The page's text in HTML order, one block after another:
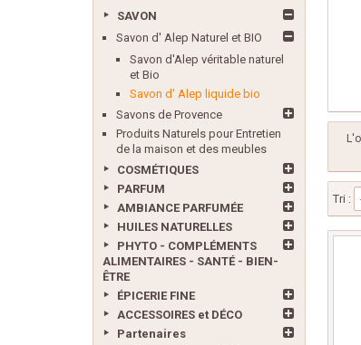
SAVON
Savon d' Alep Naturel et BIO
Savon d'Alep véritable naturel
et Bio
Savon d' Alep liquide bio
Savons de Provence
Produits Naturels pour Entretien
de la maison et des meubles
COSMÉTIQUES
PARFUM
AMBIANCE PARFUMÉE
HUILES NATURELLES
PHYTO - COMPLÉMENTS
ALIMENTAIRES - SANTÉ - BIEN-
ÊTRE
ÉPICERIE FINE
ACCESSOIRES et DÉCO
Partenaires
Tri :